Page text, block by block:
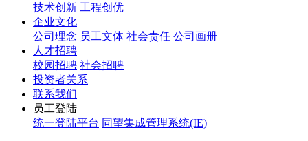
技术创新 工程创优
企业文化
公司理念 员工文体 社会责任 公司画册
人才招聘
校园招聘 社会招聘
投资者关系
联系我们
员工登陆
统一登陆平台 同望集成管理系统(IE)